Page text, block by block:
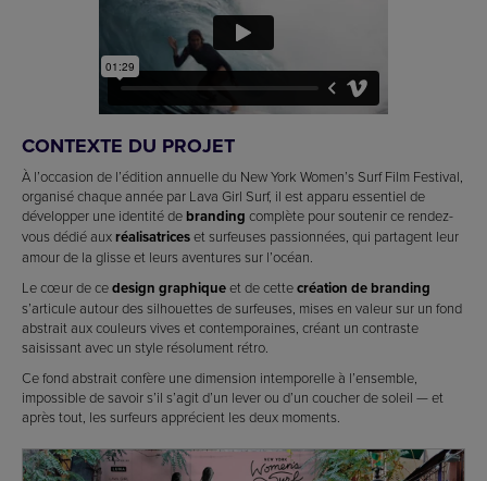
CONTEXTE DU PROJET
À l’occasion de l’édition annuelle du New York Women’s Surf Film Festival,
organisé chaque année par Lava Girl Surf, il est apparu essentiel de
développer une identité de branding complète pour soutenir ce rendez-
vous dédié aux réalisatriceset surfeuses passionnées, qui partagent leur
amour de la glisse et leurs aventures sur l’océan.
Le cœur de cedesign graphiqueet de cettecréation de branding
s’articule autour des silhouettes de surfeuses, mises en valeur sur un fond
abstrait aux couleurs vives et contemporaines, créant un contraste
saisissant avec un style résolument rétro.
Ce fond abstrait confère une dimension intemporelle à l’ensemble,
impossible de savoir s’il s’agit d’un lever ou d’un coucher de soleil — et
après tout, les surfeurs apprécient les deux moments.